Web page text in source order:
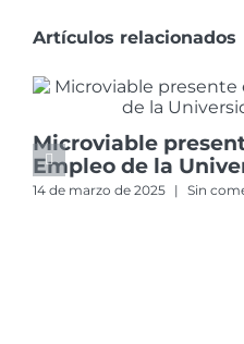
Artículos relacionados
Microviable
Empleo de la
14 de marzo de 2025 | Sin